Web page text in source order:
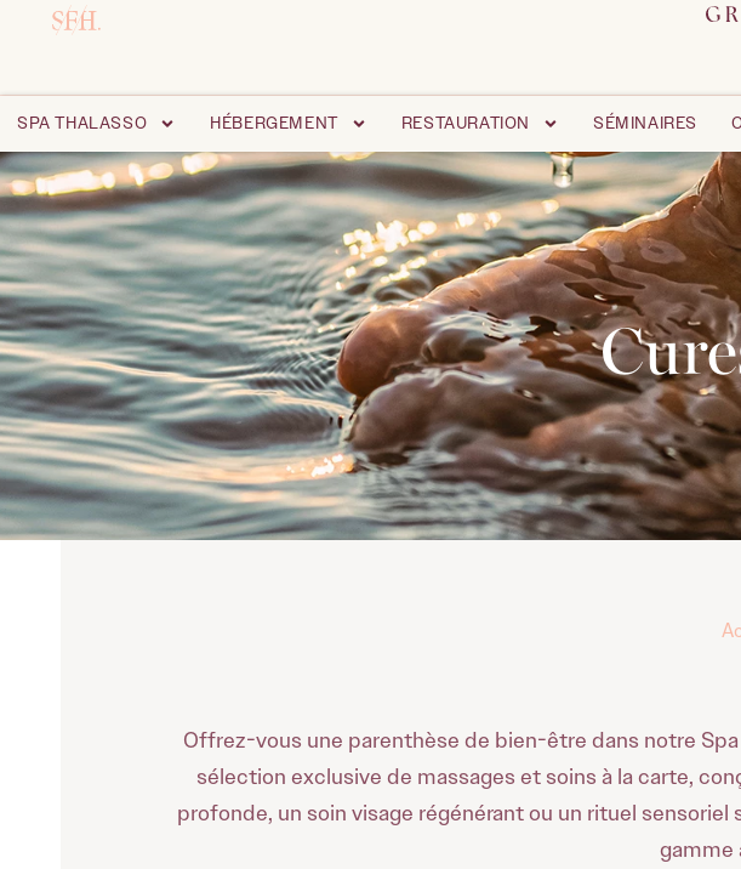
SPA THALASSO HÉBERGEMENT RESTAURATION SÉMINAIRES
Offrez-vous une parenthèse de bien-être dans notre
sélection exclusive de massages et soins à la carte,
profonde, un soin visage régénérant ou un rituel
gamme